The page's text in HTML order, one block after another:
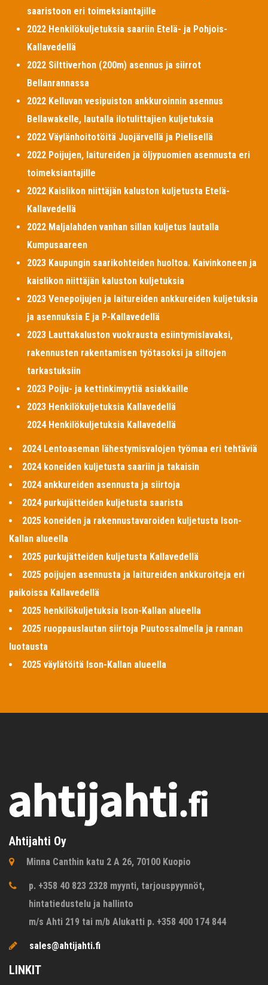
saaristoon eri toimeksiantajille
2022 Henkilökuljetuksia saariin Etelä- ja Pohjois-
Kallavedellä
2022 Silttiverhon (200m) asennus ja siirrot
Bellanrannassa
2022 Kelluvan vesipuiston ankkuroinnin asennus
Bellawakelle, lautalla ilotulittajien kuljetuksia
2022 Väylänhoitotöitä Juojärvellä ja Pielisellä
2022 Poijujen, laitureiden ja öljypuomien asennusta eri
toimeksiantajille
2022 Kaislikon niittäjän kaluston kuljetusta Etelä-
Kallavedellä
2022 Maljalahden vanhan sillan kuljetus lautalla
Kumpusaareen
2023 Kaupungin saarikohteiden huoltoa. Kaivinkoneen ja
kaislikon niittäjän kaluston kuljetuksia
2023 Venepoijujen ja laitureiden ankkureiden kuljetuksia
ja asennuksia E ja P-Kallavedellä
2023 Lauttakaluston vuokrausta esiintymislavaksi,
rakennusten rakentamisen työtasoksi ja siltojen
tarkastuksiin
2023 Poiju- ja kettinkimyytiä asiakkaille
2023 Henkilökuljetuksia Kallavedellä
2024 Henkilökuljetuksia Kallavedellä
2024 Lentoaseman lähestymisvalojen työmaa eri tehtäviä
2024 koneiden kuljetusta saariin ja takaisin
2024 ankkureiden asennusta ja siirtoja
2024 purkujätteiden kuljetusta saarista
2025 koneiden ja rakennustavaroiden kuljetusta Ison-
Kallan alueella
2025 purkujätteiden kuljetusta Kallavedellä
2025 poijujen asennusta ja laitureiden ankkuroiteja eri
paikoissa Kallavedellä
2025 henkilökuljetuksia Ison-Kallan alueella
2025 ruoppauslautan siirtoja Puutossalmella ja rannan
luotausta
2025 väylätöitä Ison-Kallan alueella
Ahtijahti Oy
Minna Canthin katu 2 A 26, 70100 Kuopio
p. +358 40 823 2328 myynti, tarjouspyynnöt,
hintatiedustelu ja hallinto
m/s Ahti 219 tai m/b Alukatti p. +358 400 174 844
sales@ahtijahti.fi
LINKIT